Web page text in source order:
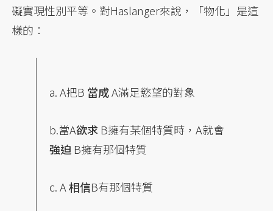
礙實現性別平等。對Haslanger來說，「物化」是這
樣的：
a. A把B 當成A滿足慾望的對象
b.當A欲求 B擁有某個特質時，A就會
強迫 B擁有那個特質
c. A相信B有那個特質